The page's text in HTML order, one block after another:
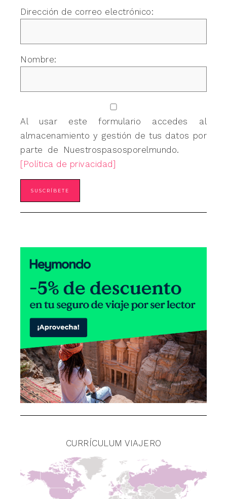
Dirección de correo electrónico:
Nombre:
Al usar este formulario accedes al
almacenamiento y gestión de tus datos por
parte de Nuestrospasosporelmundo.
[Política de privacidad]
CURRÍCULUM VIAJERO